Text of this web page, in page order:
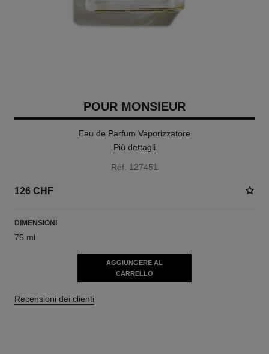
POUR MONSIEUR
Eau de Parfum Vaporizzatore
Più dettagli
Ref. 127451
126 CHF
DIMENSIONI
75 ml
AGGIUNGERE AL
CARRELLO
Recensioni dei clienti